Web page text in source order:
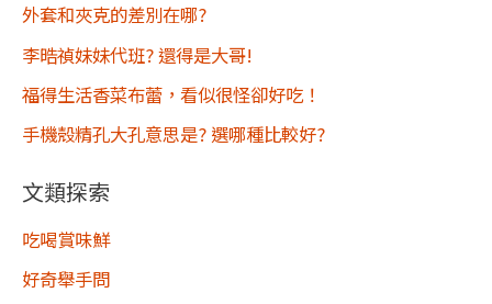
外套和夾克的差別在哪?
李晧禎妹妹代班? 還得是大哥!
福得生活香菜布蕾，看似很怪卻好吃！
手機殼精孔大孔意思是? 選哪種比較好?
文類探索
吃喝賞味鮮
好奇舉手問